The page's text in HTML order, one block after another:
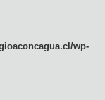
wp-